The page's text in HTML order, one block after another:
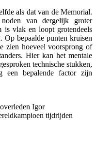
als dat van de Memorial.
van dergelijk groter
is vlak en loopt grotendeels
Op bepaalde punten kruisen
zien hoeveel voorsprong of
Hier kan het mentale
technische stukken,
bepalende factor zijn
Igor
tijdrijden